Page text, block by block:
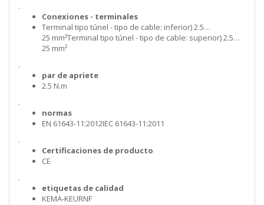
.
Conexiones - terminales
Terminal tipo túnel - tipo de cable: inferior) 2.5…
25 mm²Terminal tipo túnel - tipo de cable: superior) 2.5…
25 mm²
.
par de apriete
2.5 N.m
.
normas
EN 61643-11:2012IEC 61643-11:2011
.
Certificaciones de producto
CE
.
etiquetas de calidad
KEMA-KEURNF